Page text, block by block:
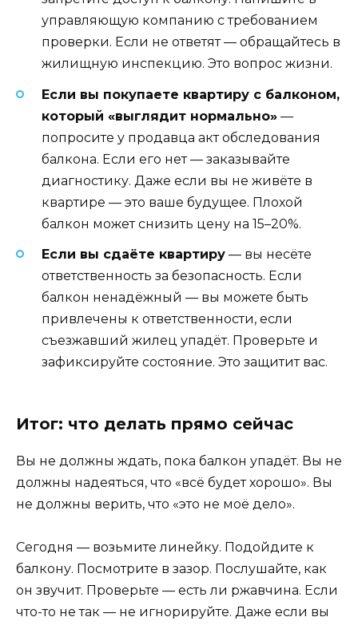
управляющую компанию с требованием
проверки. Если не ответят — обращайтесь в
жилищную инспекцию. Это вопрос жизни.
Если вы покупаете квартиру с балконом,
который «выглядит нормально» —
попросите у продавца акт обследования
балкона. Если его нет — заказывайте
диагностику. Даже если вы не живёте в
квартире — это ваше будущее. Плохой
балкон может снизить цену на 15–20%.
Если вы сдаёте квартиру — вы несёте
ответственность за безопасность. Если
балкон ненадёжный — вы можете быть
привлечены к ответственности, если
съезжавший жилец упадёт. Проверьте и
зафиксируйте состояние. Это защитит вас.
Итог: что делать прямо сейчас
Вы не должны ждать, пока балкон упадёт. Вы не
должны надеяться, что «всё будет хорошо». Вы
не должны верить, что «это не моё дело».
Сегодня — возьмите линейку. Подойдите к
балкону. Посмотрите в зазор. Послушайте, как
он звучит. Проверьте — есть ли ржавчина. Если
что-то не так — не игнорируйте. Даже если вы